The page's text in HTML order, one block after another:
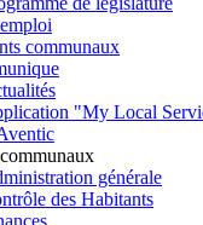
communaux
"My Local
générale
des Habitants